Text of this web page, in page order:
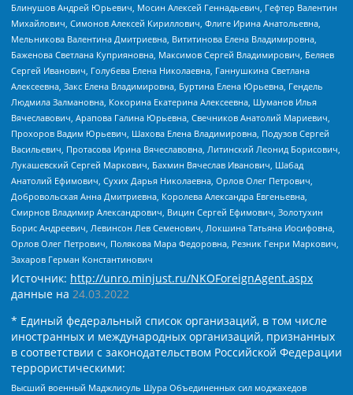
Блинушов Андрей Юрьевич, Мосин Алексей Геннадьевич, Гефтер Валентин
Михайлович, Симонов Алексей Кириллович, Флиге Ирина Анатольевна,
Мельникова Валентина Дмитриевна, Вититинова Елена Владимировна,
Баженова Светлана Куприяновна, Максимов Сергей Владимирович, Беляев
Сергей Иванович, Голубева Елена Николаевна, Ганнушкина Светлана
Алексеевна, Закс Елена Владимировна, Буртина Елена Юрьевна, Гендель
Людмила Залмановна, Кокорина Екатерина Алексеевна, Шуманов Илья
Вячеславович, Арапова Галина Юрьевна, Свечников Анатолий Мариевич,
Прохоров Вадим Юрьевич, Шахова Елена Владимировна, Подузов Сергей
Васильевич, Протасова Ирина Вячеславовна, Литинский Леонид Борисович,
Лукашевский Сергей Маркович, Бахмин Вячеслав Иванович, Шабад
Анатолий Ефимович, Сухих Дарья Николаевна, Орлов Олег Петрович,
Добровольская Анна Дмитриевна, Королева Александра Евгеньевна,
Смирнов Владимир Александрович, Вицин Сергей Ефимович, Золотухин
Борис Андреевич, Левинсон Лев Семенович, Локшина Татьяна Иосифовна,
Орлов Олег Петрович, Полякова Мара Федоровна, Резник Генри Маркович,
Захаров Герман Константинович
Источник: http://unro.minjust.ru/NKOForeignAgent.aspx
данные на 24.03.2022
* Единый федеральный список организаций, в том числе
иностранных и международных организаций, признанных
в соответствии с законодательством Российской Федерации
террористическими:
Высший военный Маджлисуль Шура Объединенных сил моджахедов